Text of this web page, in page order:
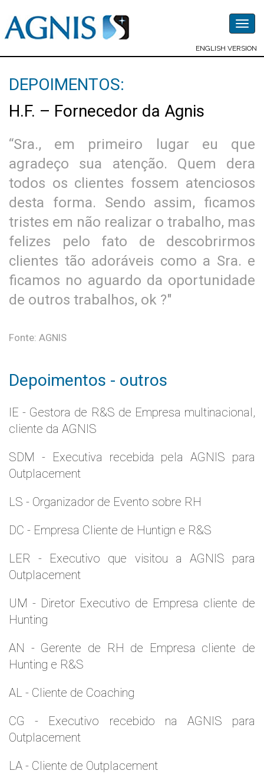
ENGLISH VERSION
DEPOIMENTOS:
H.F. – Fornecedor da Agnis
“Sra., em primeiro lugar eu que
agradeço sua atenção. Quem dera
todos os clientes fossem atenciosos
desta forma. Sendo assim, ficamos
tristes em não realizar o trabalho, mas
felizes pelo fato de descobrirmos
clientes tão adoráveis como a Sra. e
ficamos no aguardo da oportunidade
de outros trabalhos, ok ?"
Fonte: AGNIS
Depoimentos - outros
IE - Gestora de R&S de Empresa multinacional,
cliente da AGNIS
SDM - Executiva recebida pela AGNIS para
Outplacement
LS - Organizador de Evento sobre RH
DC - Empresa Cliente de Huntign e R&S
LER - Executivo que visitou a AGNIS para
Outplacement
UM - Diretor Executivo de Empresa cliente de
Hunting
AN - Gerente de RH de Empresa cliente de
Hunting e R&S
AL - Cliente de Coaching
CG - Executivo recebido na AGNIS para
Outplacement
LA - Cliente de Outplacement